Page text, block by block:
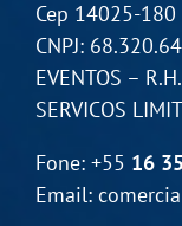
Cep 14025-
CNPJ:
EVENTOS –
SERVICOS
Fone: +55 16
Email: